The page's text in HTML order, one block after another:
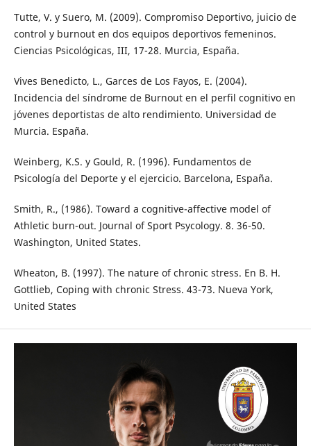
Tutte, V. y Suero, M. (2009). Compromiso Deportivo, juicio de
control y burnout en dos equipos deportivos femeninos.
Ciencias Psicológicas, III, 17-28. Murcia, España.
Vives Benedicto, L., Garces de Los Fayos, E. (2004).
Incidencia del síndrome de Burnout en el perfil cognitivo en
jóvenes deportistas de alto rendimiento. Universidad de
Murcia. España.
Weinberg, K.S. y Gould, R. (1996). Fundamentos de
Psicología del Deporte y el ejercicio. Barcelona, España.
Smith, R., (1986). Toward a cognitive-affective model of
Athletic burn-out. Journal of Sport Psycology. 8. 36-50.
Washington, United States.
Wheaton, B. (1997). The nature of chronic stress. En B. H.
Gottlieb, Coping with chronic Stress. 43-73. Nueva York,
United States